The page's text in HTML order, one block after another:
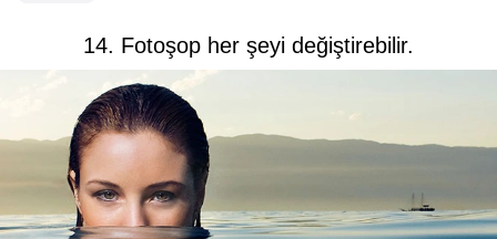
14. Fotoşop her şeyi değiştirebilir.